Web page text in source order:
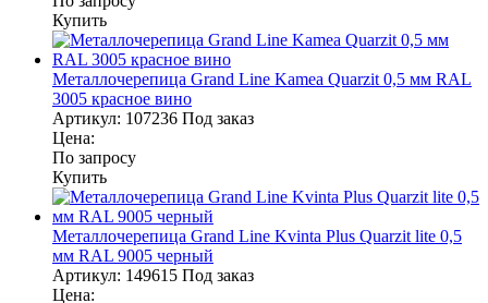
Купить
Металлочерепица Grand Line Kamea Quarzit 0,5 мм RAL
3005 красное вино
Артикул: 107236 Под заказ
Цена:
По запросу
Купить
Металлочерепица Grand Line Kvinta Plus Quarzit lite 0,5
мм RAL 9005 черный
Артикул: 149615 Под заказ
Цена: